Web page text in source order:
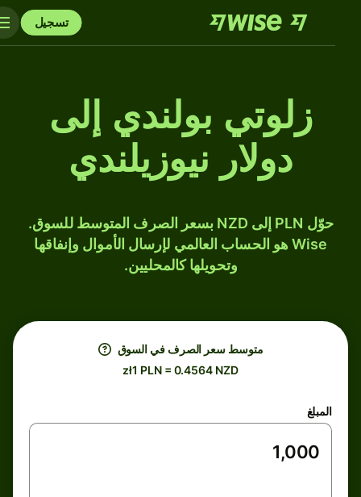
تسجيل
زلوتي بولندي إلى
دولار نيوزيلندي
حوّل PLN إلى NZD بسعر الصرف المتوسط للسوق.
Wise هو الحساب العالمي لإرسال الأموال وإنفاقها
وتحويلها كالمحليين.
متوسط ​​سعر الصرف في السوق
zł1 PLN = 0.4564 NZD
المبلغ